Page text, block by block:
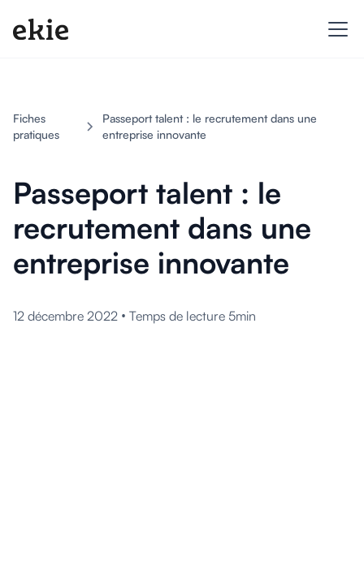
Fiches
pratiques
Passeport talent : le recrutement dans une
entreprise innovante
Passeport talent : le
recrutement dans une
entreprise innovante
12 décembre 2022 • Temps de lecture 5min